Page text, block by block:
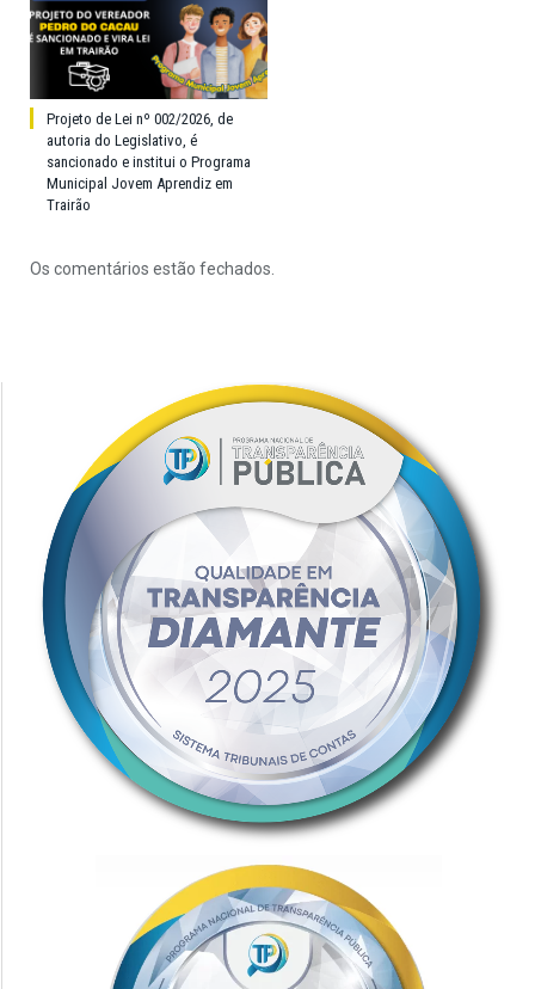
Projeto de Lei nº 002/2026, de
autoria do Legislativo, é
sancionado e institui o Programa
Municipal Jovem Aprendiz em
Trairão
Os comentários estão fechados.